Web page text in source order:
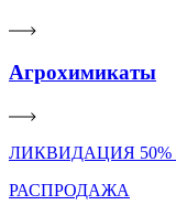
Агрохимикаты
ЛИКВИДАЦИЯ 50%
РАСПРОДАЖА